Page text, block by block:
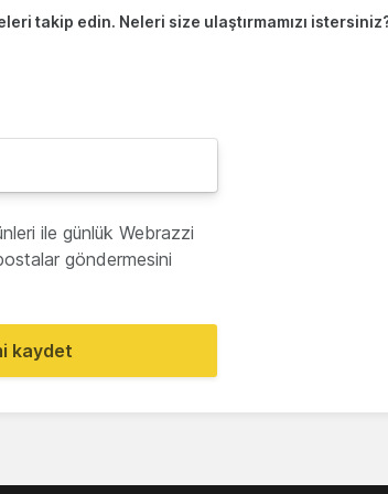
takip edin. Neleri size ulaştırmamızı
ile günlük Webrazzi
göndermesini
kaydet